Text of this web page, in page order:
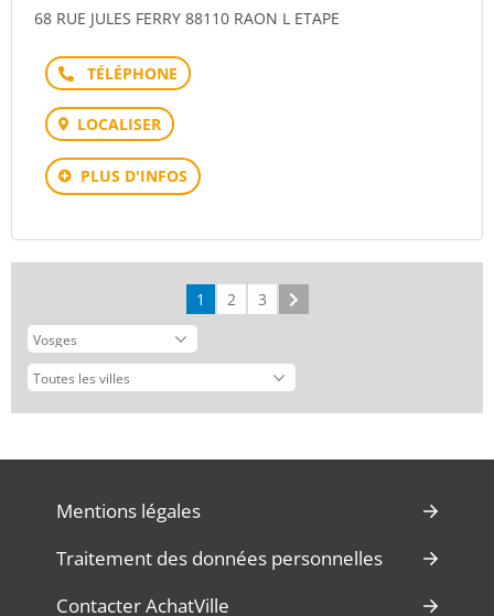
68 RUE JULES FERRY 88110 RAON L ETAPE
Téléphone
LOCALISER
PLUS D'INFOS
1 2 3
Mentions légales
Traitement des données personnelles
Contacter AchatVille